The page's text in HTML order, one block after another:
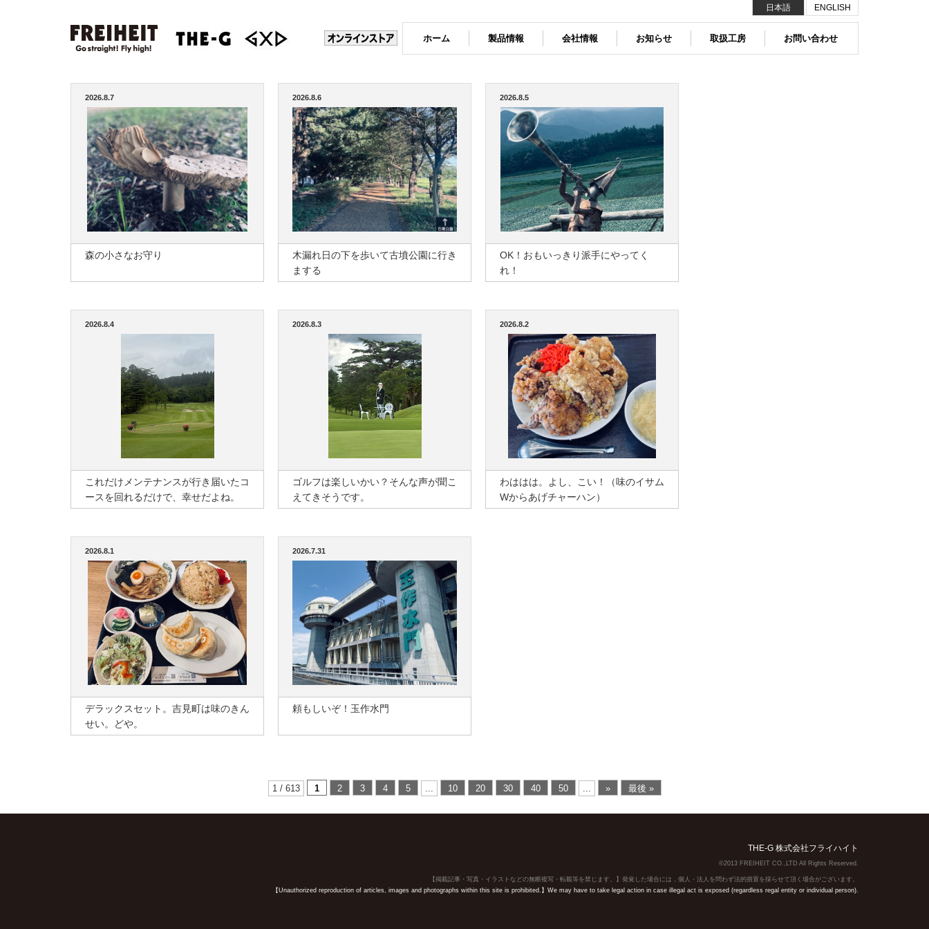
ホーム 製品情報 会社情報 お知らせ 取扱工房 お問い合わせ
日本語 ENGLISH
2026.8.7
森の小さなお守り
2026.8.6
木漏れ日の下を歩いて古墳公園に行き
まする
2026.8.5
OK！おもいっきり派手にやってく
れ！
2026.8.4
これだけメンテナンスが行き届いたコ
ースを回れるだけで、幸せだよね。
2026.8.3
ゴルフは楽しいかい？そんな声が聞こ
えてきそうです。
2026.8.2
わははは。よし、こい！（味のイサム
Wからあげチャーハン）
2026.8.1
デラックスセット。吉見町は味のきん
せい。どや。
2026.7.31
頼もしいぞ！玉作水門
1 / 613 1 2 3 4 5 ... 10 20 30 40 50 ... » 最後 »
THE-G 株式会社フライハイト
©2013 FREIHEIT CO.,LTD All Rights Reserved.
【掲載記事・写真・イラストなどの無断複写・転載等を禁じます。】発覚した場合には，個人・法人を問わず法的措置を採らせて頂く場合がございます。
【Unauthorized reproduction of articles, images and photographs within this site is prohibited.】We may have to take legal action in case illegal act is exposed (regardless regal entity or individual person).